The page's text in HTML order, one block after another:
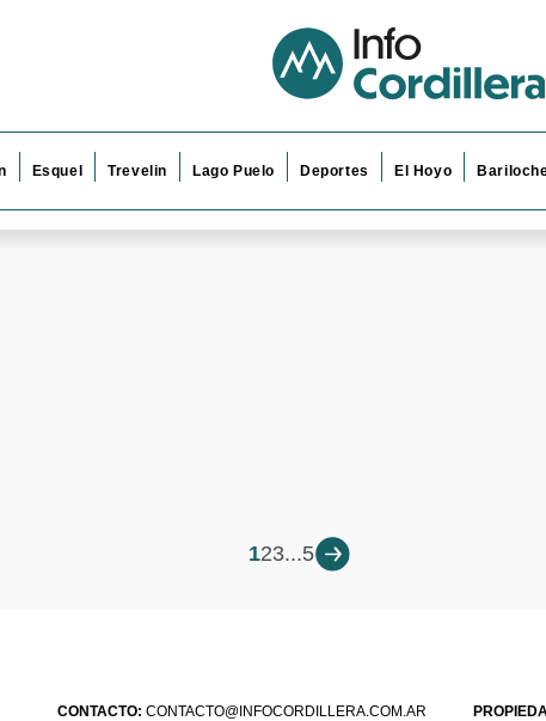
Esquel Trevelin Lago Puelo Deportes El Hoyo
123...5
CONTACTO: CONTACTO@INFOCORDILLERA.COM.AR